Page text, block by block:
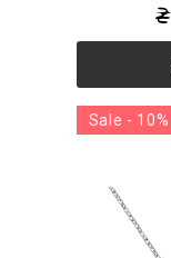
Sale - 10%